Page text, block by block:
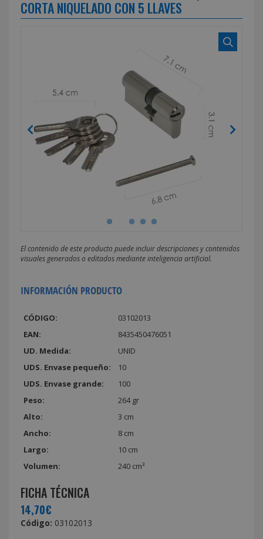
CORTA NIQUELADO CON 5 LLAVES
El contenido de este producto puede incluir descripciones y contenidos
visuales generados o editados mediante inteligencia artificial.
INFORMACIÓN PRODUCTO
CÓDIGO:
03102013
EAN:
8435450476051
UD. Medida:
UNID
UDS. Envase pequeño:
10
UDS. Envase grande:
100
Peso:
264 gr
Alto:
3 cm
Ancho:
8 cm
Largo:
10 cm
Volumen:
240 cm³
FICHA TÉCNICA
14,70€
Código: 03102013